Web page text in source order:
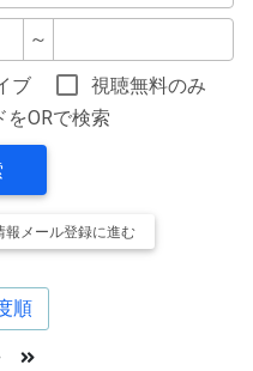
～
ブ
視聴無料のみ
をORで検索
報メール登録に進む
順